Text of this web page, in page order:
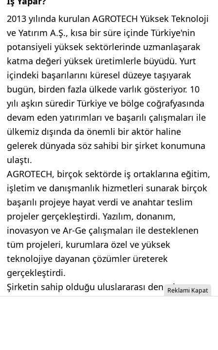
2013 yılında kurulan AGROTECH Yüksek Teknoloji
ve Yatırım A.Ş., kısa bir süre içinde Türkiye'nin
potansiyeli yüksek sektörlerinde uzmanlaşarak
katma değeri yüksek üretimlerle büyüdü. Yurt
içindeki başarılarını küresel düzeye taşıyarak
bugün, birden fazla ülkede varlık gösteriyor. 10
yılı aşkın süredir Türkiye ve bölge coğrafyasında
devam eden yatırımları ve başarılı çalışmaları ile
ülkemiz dışında da önemli bir aktör haline
gelerek dünyada söz sahibi bir şirket konumuna
ulaştı.
AGROTECH, birçok sektörde iş ortaklarına eğitim,
işletim ve danışmanlık hizmetleri sunarak birçok
başarılı projeye hayat verdi ve anahtar teslim
projeler gerçekleştirdi. Yazılım, donanım,
inovasyon ve Ar-Ge çalışmaları ile desteklenen
tüm projeleri, kurumlara özel ve yüksek
teknolojiye dayanan çözümler üreterek
gerçekleştirdi.
Şirketin sahip olduğu uluslararası deneyim,Reklami Kapat